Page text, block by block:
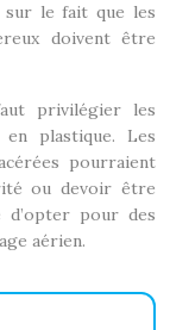
sur le fait que les
doivent être
privilégier les
plastique. Les
pourraient
ou devoir être
d’opter pour des
aérien.